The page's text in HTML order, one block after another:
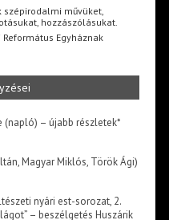
szépirodalmi művüket,
hozzászólásukat.
Egyháznak
(napló) – újabb részletek*
Magyar Miklós, Török Ági)
nyári est-sorozat, 2.
– beszélgetés Huszárik